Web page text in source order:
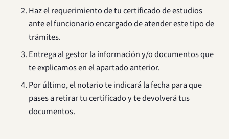
Haz el requerimiento de tu certificado de estudios
ante el funcionario encargado de atender este tipo de
trámites.
Entrega al gestor la información y/o documentos que
te explicamos en el apartado anterior.
Por último, el notario te indicará la fecha para que
pases a retirar tu certificado y te devolverá tus
documentos.